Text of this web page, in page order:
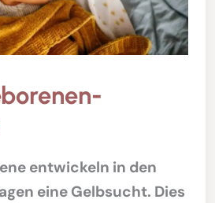
entwickeln in den
eine Gelbsucht. Dies